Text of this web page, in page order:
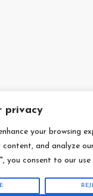
privacy
your browsing
content, and analyze
you consent to our use